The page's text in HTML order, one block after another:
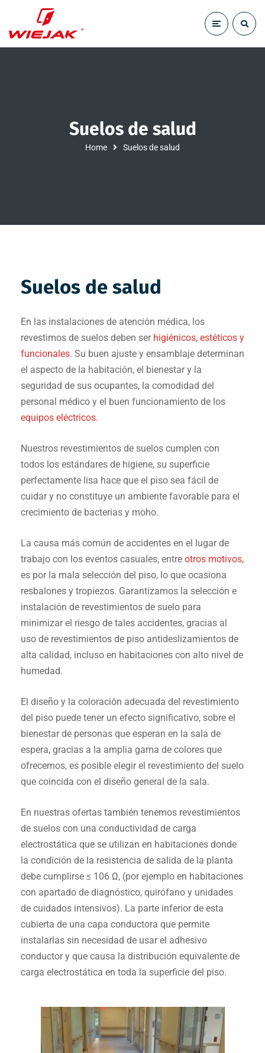
Suelos de salud
Home Suelos de salud
Suelos de salud
En las instalaciones de atención médica, los
revestimos de suelos deben ser higiénicos, estéticos y
funcionales. Su buen ajuste y ensamblaje determinan
el aspecto de la habitación, el bienestar y la
seguridad de sus ocupantes, la comodidad del
personal médico y el buen funcionamiento de los
equipos eléctricos.
Nuestros revestimientos de suelos cumplen con
todos los estándares de higiene, su superficie
perfectamente lisa hace que el piso sea fácil de
cuidar y no constituye un ambiente favorable para el
crecimiento de bacterias y moho.
La causa más común de accidentes en el lugar de
trabajo con los eventos casuales, entre otros motivos,
es por la mala selección del piso, lo que ocasiona
resbalones y tropiezos. Garantizamos la selección e
instalación de revestimientos de suelo para
minimizar el riesgo de tales accidentes, gracias al
uso de revestimientos de piso antideslizamientos de
alta calidad, incluso en habitaciones con alto nivel de
humedad.
El diseño y la coloración adecuada del revestimiento
del piso puede tener un efecto significativo, sobre el
bienestar de personas que esperan en la sala de
espera, gracias a la amplia gama de colores que
ofrecemos, es posible elegir el revestimiento del suelo
que coincida con el diseño general de la sala.
En nuestras ofertas también tenemos revestimientos
de suelos con una conductividad de carga
electrostática que se utilizan en habitaciones donde
la condición de la resistencia de salida de la planta
debe cumplirse ≤ 106 Ω, (por ejemplo en habitaciones
con apartado de diagnóstico, quirófano y unidades
de cuidados intensivos). La parte inferior de esta
cubierta de una capa conductora que permite
instalarlas sin necesidad de usar el adhesivo
conductor y que causa la distribución equivalente de
carga electrostática en toda la superficie del piso.